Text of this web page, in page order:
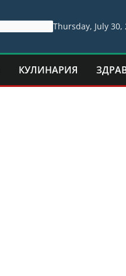
Thursday, July 30,
КУЛИНАРИЯ